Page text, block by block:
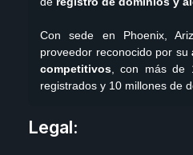
Con sede en Phoenix,
proveedor reconocido por su
competitivos, con más de
registrados y 10 millones de
Legal: